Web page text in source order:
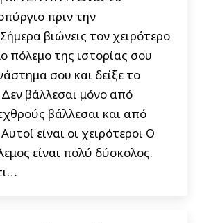
πριν την
βιώνεις τον χειρότερο
πόλεμο της ιστορίας σου
σου και δείξε το
Δεν βάλλεσαι μόνο από
βάλλεσαι και από
είναι οι χειρότεροι Ο
είναι πολύ δύσκολος.